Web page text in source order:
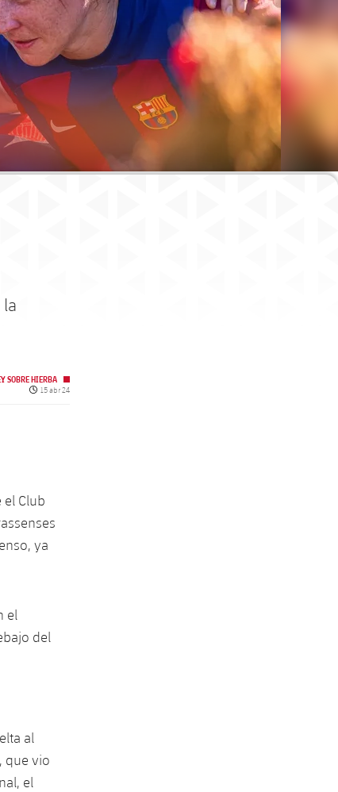
SOBRE HIERBA
Fecha de publicación
15 abr 24
Club
ya
el
del
al
que vio
el